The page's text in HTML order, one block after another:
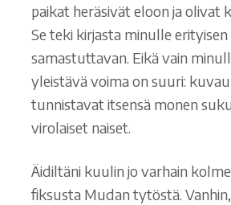
paikat heräsivät eloon ja olivat
Se teki kirjasta minulle erityisen
samastuttavan. Eikä vain
yleistävä voima on suuri:
tunnistavat itsensä monen
virolaiset naiset.
Äidiltäni kuulin jo varhain
fiksusta Mudan tytöstä. Vanhin,